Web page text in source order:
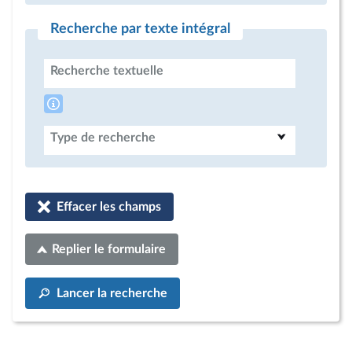
Recherche par texte intégral
Recherche textuelle
Type de recherche
Effacer les champs
Replier le formulaire
Lancer la recherche